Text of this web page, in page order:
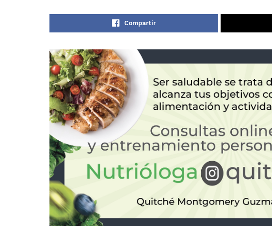
Compartir